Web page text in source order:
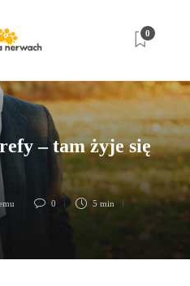
0
– tam żyje się
0
5 min